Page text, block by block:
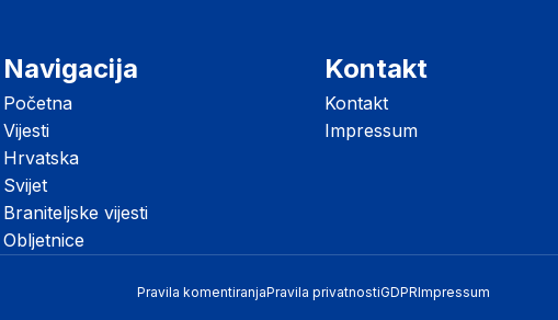
Navigacija
Početna
Vijesti
Hrvatska
Svijet
Braniteljske vijesti
Obljetnice
Kontakt
Kontakt
Impressum
Pravila komentiranjaPravila privatnostiGDPRImpressum